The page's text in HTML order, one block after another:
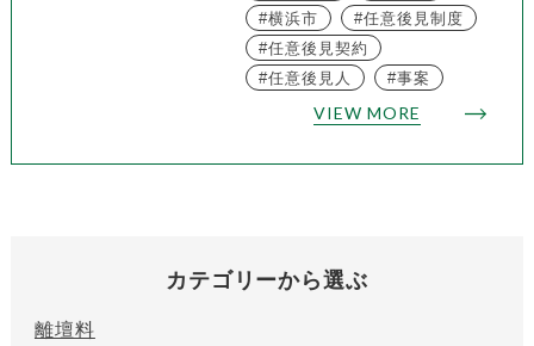
横浜市
任意後見制度
任意後見契約
任意後見人
事案
VIEW MORE
カテゴリーから選ぶ
離壇料